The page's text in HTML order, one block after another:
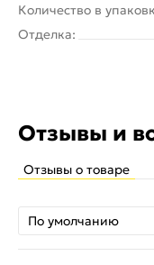
Количество в
Отделка:
Отзывы и
Отзывы о товаре
По умолчанию